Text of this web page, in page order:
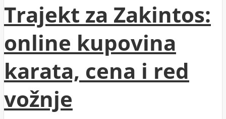
Trajekt za Zakintos:
online kupovina
karata, cena i red
vožnje